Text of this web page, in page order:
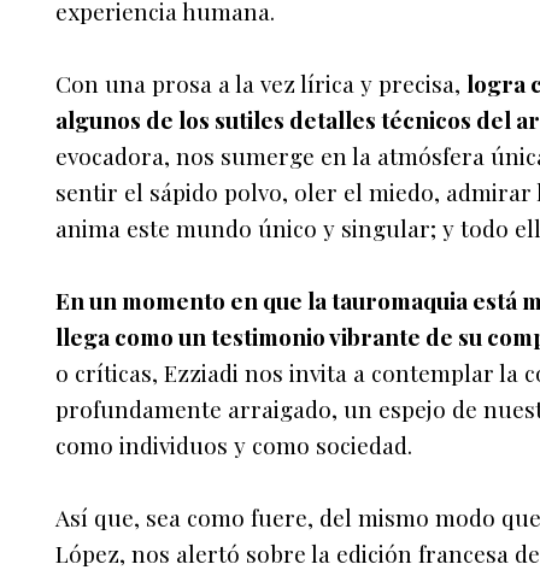
experiencia humana.
Con una prosa a la vez lírica y precisa, logra
algunos de los sutiles detalles técnicos del
evocadora, nos sumerge en la atmósfera
sentir el sápido polvo, oler el miedo,
anima este mundo único y singular; y todo
En un momento en que la tauromaquia está
llega como un testimonio vibrante de su
o críticas, Ezziadi nos invita a contemplar la
profundamente arraigado, un espejo de
como individuos y como sociedad.
Así que, sea como fuere, del mismo modo
López, nos alertó sobre la edición francesa